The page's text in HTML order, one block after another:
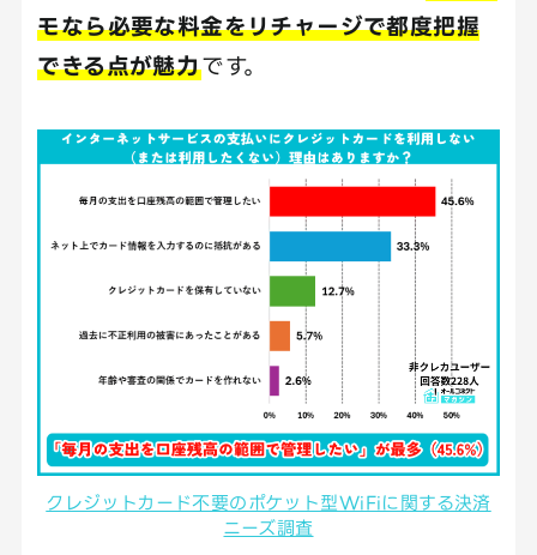
モなら必要な料金をリチャージで都度把握
できる点が魅力です。
クレジットカード不要のポケット型WiFiに関する決済
ニーズ調査